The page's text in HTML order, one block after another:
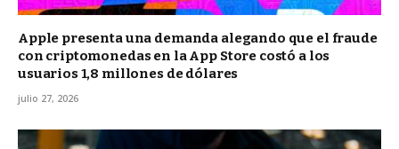
Apple presenta una demanda alegando que el fraude
con criptomonedas en la App Store costó a los
usuarios 1,8 millones de dólares
julio 27, 2026